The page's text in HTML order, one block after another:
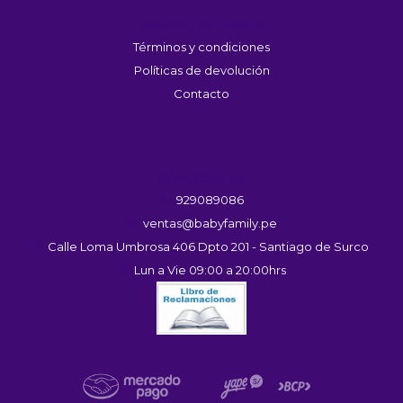
Términos y condiciones
Políticas de devolución
Contacto
929089086
ventas@babyfamily.pe
Calle Loma Umbrosa 406 Dpto 201 - Santiago de Surco
Lun a Vie 09:00 a 20:00hrs